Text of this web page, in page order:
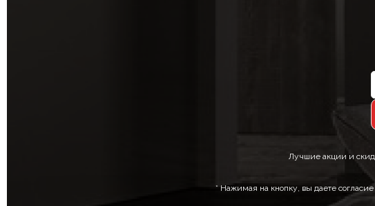
Лучшие акции и
* Нажимая на кнопку, вы даете